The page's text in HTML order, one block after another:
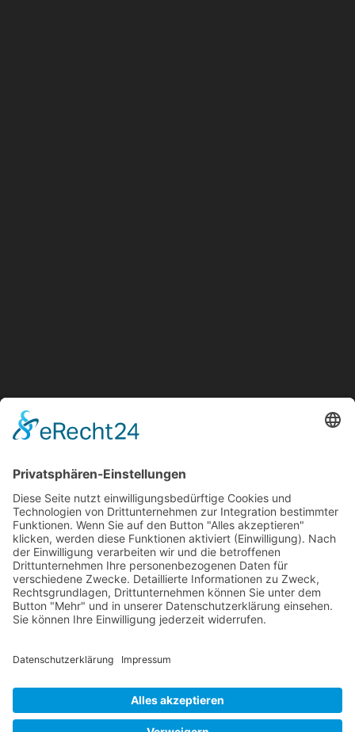
Mollenhauer Adresse
Downloads
Weitere Seiten
Händlerbereich
Impressum|Datenschutz|Cookie-Einstellungen